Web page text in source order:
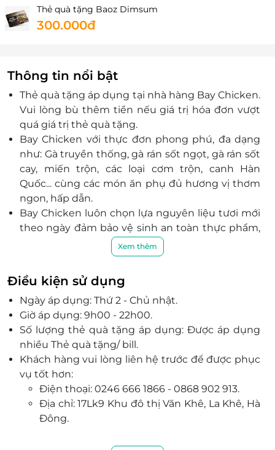
Thẻ quà tặng Baoz Dimsum
300.000đ
Thông tin nổi bật
Thẻ quà tặng áp dụng tại nhà hàng Bay Chicken.
Vui lòng bù thêm tiền nếu giá trị hóa đơn vượt
quá giá trị thẻ quà tặng.
Bay Chicken với thực đơn phong phú, đa dạng
như: Gà truyền thống, gà rán sốt ngọt, gà rán sốt
cay, miến trộn, các loại cơm trộn, canh Hàn
Quốc... cùng các món ăn phụ đủ hương vị thơm
ngon, hấp dẫn.
Bay Chicken luôn chọn lựa nguyên liệu tươi mới
theo ngày đảm bảo vệ sinh an toàn thực phẩm,
giúp khách hàng hoàn toàn yên tâm mỗi khi
Với đội ngũ nhân viên chuyên nghiệp, chu đáo,
nhiệt tình cùng các dịch vụ chất lượng, Bay
Chicken hứa hẹn sẽ mang đến trải nghiệm hấp
dẫn cho mỗi khách hàng.
Xem thêm
Điều kiện sử dụng
Ngày áp dụng: Thứ 2 - Chủ nhật.
Giờ áp dụng: 9h00 - 22h00.
Số lượng thẻ quà tặng áp dụng: Được áp dụng
nhiều Thẻ quà tặng/ bill.
Khách hàng vui lòng liên hệ trước để được phục
vụ tốt hơn:
Điện thoại: 0246 666 1866 - 0868 902 913.
Địa chỉ: 17Lk9 Khu đô thị Văn Khê, La Khê, Hà
Đông.